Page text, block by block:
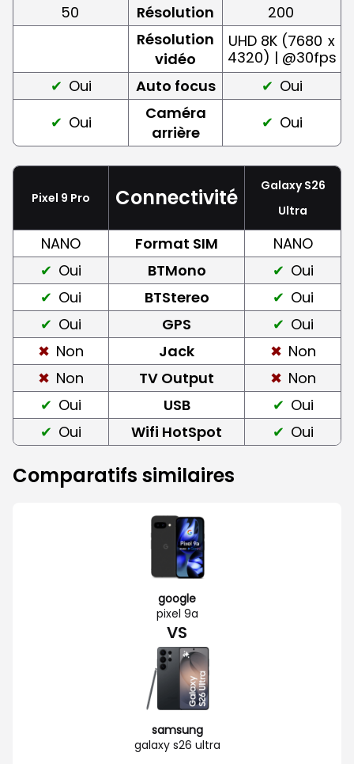
50
Résolution
200
Résolution
vidéo
UHD 8K (7680 x
4320) | @30fps
Oui
Auto focus
Oui
Oui
Caméra
arrière
Oui
Pixel 9 Pro Connectivité
Galaxy S26
Ultra
NANO Format SIM
NANO
Oui
BTMono
Oui
Oui
BTStereo
Oui
Oui
GPS
Oui
Non
Jack
Non
Non
TV Output
Non
Oui
USB
Oui
Oui
Wifi HotSpot Oui
Comparatifs similaires
google
pixel 9a
VS
samsung
galaxy s26 ultra